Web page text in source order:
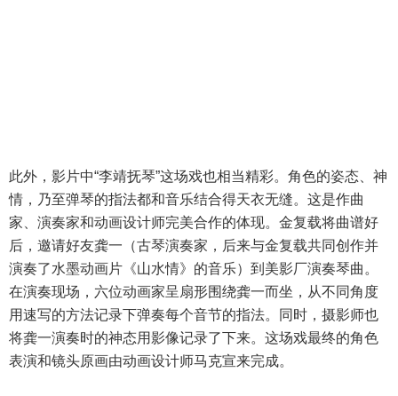
此外，影片中“李靖抚琴”这场戏也相当精彩。角色的姿态、神
情，乃至弹琴的指法都和音乐结合得天衣无缝。这是作曲
家、演奏家和动画设计师完美合作的体现。金复载将曲谱好
后，邀请好友龚一（古琴演奏家，后来与金复载共同创作并
演奏了水墨动画片《山水情》的音乐）到美影厂演奏琴曲。
在演奏现场，六位动画家呈扇形围绕龚一而坐，从不同角度
用速写的方法记录下弹奏每个音节的指法。同时，摄影师也
将龚一演奏时的神态用影像记录了下来。这场戏最终的角色
表演和镜头原画由动画设计师马克宣来完成。